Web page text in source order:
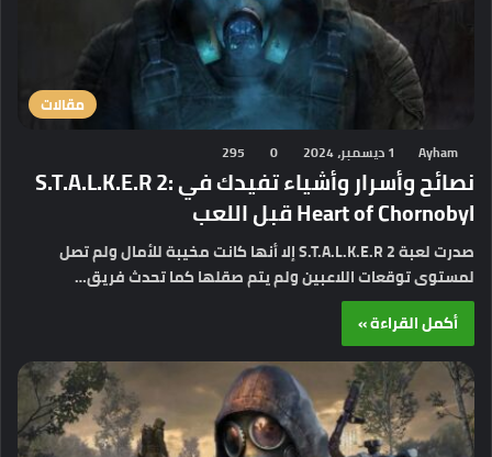
مقالات
Ayham 1 ديسمبر، 2024 0
295
نصائح وأسرار وأشياء تفيدك في S.T.A.L.K.E.R 2:
Heart of Chornobyl قبل اللعب
صدرت لعبة S.T.A.L.K.E.R 2 إلا أنها كانت مخيبة للأمال ولم تصل
لمستوى توقعات اللاعبين ولم يتم صقلها كما تحدث فريق…
أكمل القراءة »